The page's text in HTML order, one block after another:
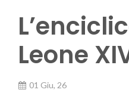
Leone
01 Giu, 26